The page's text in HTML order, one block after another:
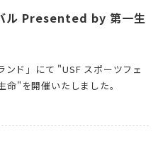
ル Presented by 第一生
ド」にて "USF スポーツフェ
"を開催いたしました。